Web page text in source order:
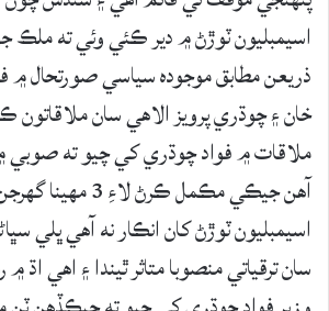
اسيمبليون ٽوڙڻ ۾ دير ڪئي وئي ته ملڪ
ذريعن مطابق موجوده سياسي صورتحال ۾
خان ۽ چوڌري پرويز الاهي سان ملاقاتون
ملاقات ۾ فواد چوڌري کي چيو ته صوبي
آهن جيڪي مڪمل ڪرڻ
اسيمبليون ٽوڙڻ کان انڪار نه آهي ڀلي
سان ترقياتي منصوبا متاثر ٿيندا ۽ اهي